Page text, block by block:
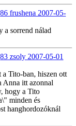
86 frushena 2007-05-
a sorrend nálad
83 zsoly 2007-05-01
Tito-ban, hiszen ott
Anna itt azonnal
hogy a Tito
minden és
hanghordozóknál